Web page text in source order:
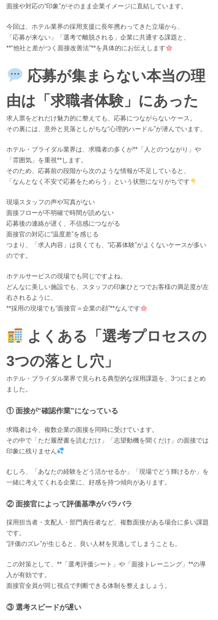
面接や対応の“印象”がそのまま企業イメージに直結しています。
今回は、ホテル業界の採用支援に長年携わってきた立場から、
「応募が来ない」「選考で離脱される」企業に共通する課題と、
**“他社と差がつく面接改善法”**を具体的にお伝えします
応募が集まらない本当の理
由は「求職者体験」にあった
求人票をどれだけ魅力的に整えても、応募につながらないケース。
その裏には、意外と見落としがちな“心理的ハードル”が潜んでいます。
ホテル・ブライダル業界は、求職者の多くが**「人とのつながり」や
「雰囲気」を重視**します。
そのため、応募前の段階から次のような情報が不足していると、
「なんとなく不安で応募をためらう」という状態になりがちです
現場スタッフの声や写真がない
面接フローが不明確で時間が読めない
応募後の連絡が遅く、不信感につながる
面接官の対応に“温度差”を感じる
つまり、「求人内容」は良くても、“応募体験”がよくないケースが多い
のです。
ホテルサービスの現場でも同じですよね。
どんなに美しい施設でも、スタッフの印象ひとつでお客様の満足度が左
右されるように、
**採用の現場でも“面接官＝企業の顔”**なんです
よくある「選考プロセスの
3つの落とし穴」
ホテル・ブライダル業界で見られる典型的な採用課題を、3つにまとめ
ました。
① 面接が“確認作業”になっている
求職者は今、複数企業の面接を同時に受けています。
その中で「ただ履歴書を読むだけ」「志望動機を聞くだけ」の面接では
印象に残りません
むしろ、「あなたの経験をどう活かせるか」「現場でどう輝けるか」を
一緒に考えてくれる企業に、好感を持つ傾向があります。
② 面接官によって評価基準がバラバラ
採用担当者・支配人・部門責任者など、複数面接がある場合に多い課題
です。
“評価のズレ”が生じると、良い人材を見逃してしまうことも。
この対策として、**「選考評価シート」や「面接トレーニング」**の導
入が有効です。
面接官全員が同じ視点で判断できる体制を整えましょう。
③ 選考スピードが遅い